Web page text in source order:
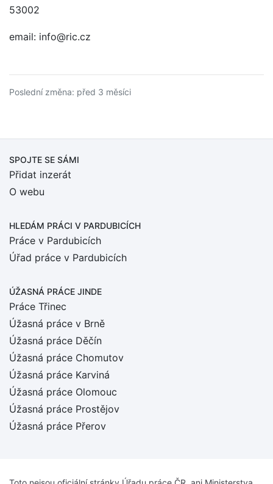
53002
email: info@ric.cz
Poslední změna: před 3 měsíci
SPOJTE SE SÁMI
Přidat inzerát
O webu
HLEDÁM PRÁCI V PARDUBICÍCH
Práce v Pardubicích
Úřad práce v Pardubicích
ÚŽASNÁ PRÁCE JINDE
Práce Třinec
Úžasná práce v Brně
Úžasná práce Děčín
Úžasná práce Chomutov
Úžasná práce Karviná
Úžasná práce Olomouc
Úžasná práce Prostějov
Úžasná práce Přerov